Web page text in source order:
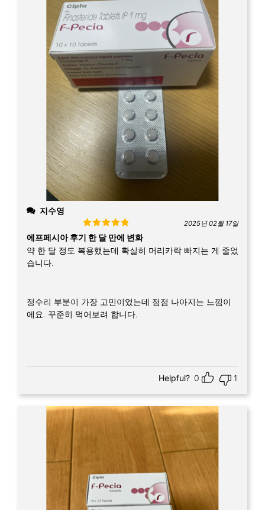
지수영
Rated 5out
of 5
2025년 02월 17일
에프페시아 후기 한 달 만에 변화
약 한 달 정도 복용했는데 확실히 머리카락 빠지는 게 줄었
습니다.
정수리 부분이 가장 고민이었는데 점점 나아지는 느낌이
에요. 꾸준히 먹어보려 합니다.
Helpful? 0 1